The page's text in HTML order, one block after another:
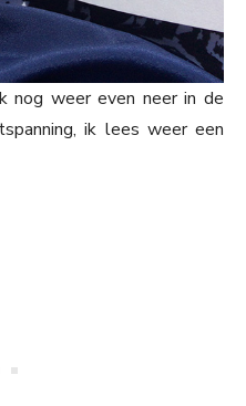
nog weer even neer in de
ik lees weer een